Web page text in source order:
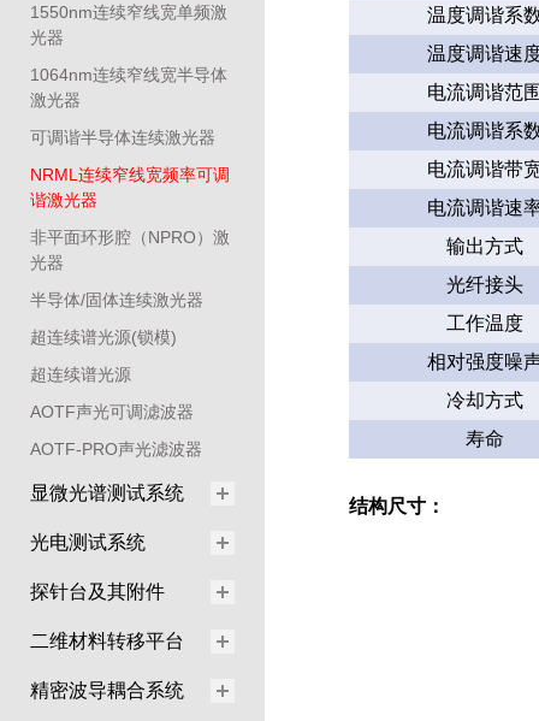
1550nm连续窄线宽单频激
光器
1064nm连续窄线宽半导体
激光器
可调谐半导体连续激光器
NRML连续窄线宽频率可调
谐激光器
非平面环形腔（NPRO）激
光器
半导体/固体连续激光器
超连续谱光源(锁模)
超连续谱光源
AOTF声光可调滤波器
AOTF-PRO声光滤波器
显微光谱测试系统
光电测试系统
探针台及其附件
二维材料转移平台
精密波导耦合系统
温度调谐系
温度调谐速
电流调谐范
电流调谐系
电流调谐带
电流调谐速
输出方式
光纤接头
工作温度
相对强度噪
冷却方式
寿命
结构尺寸：